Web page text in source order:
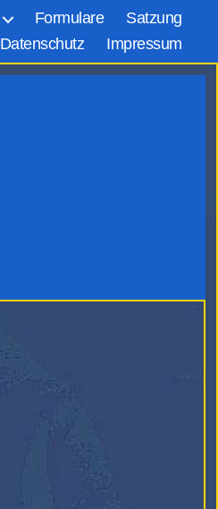
Formulare
Satzung
Datenschutz Impressum